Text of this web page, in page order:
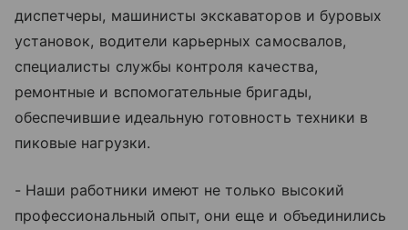
диспетчеры, машинисты экскаваторов и буровых
установок, водители карьерных самосвалов,
специалисты службы контроля качества,
ремонтные и вспомогательные бригады,
обеспечившие идеальную готовность техники в
пиковые нагрузки.
- Наши работники имеют не только высокий
профессиональный опыт, они еще и объединились